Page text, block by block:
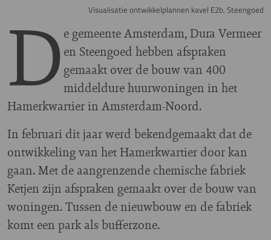
Visualisatie ontwikkelplannen kavel E2b, Steengoed
D e gemeente Amsterdam, Dura Vermeer
en Steengoed hebben afspraken
gemaakt over de bouw van 400
middeldure huurwoningen in het
Hamerkwartier in Amsterdam-Noord.
In februari dit jaar werd bekendgemaakt dat de
ontwikkeling van het Hamerkwartier door kan
gaan. Met de aangrenzende chemische fabriek
Ketjen zijn afspraken gemaakt over de bouw van
woningen. Tussen de nieuwbouw en de fabriek
komt een park als bufferzone.